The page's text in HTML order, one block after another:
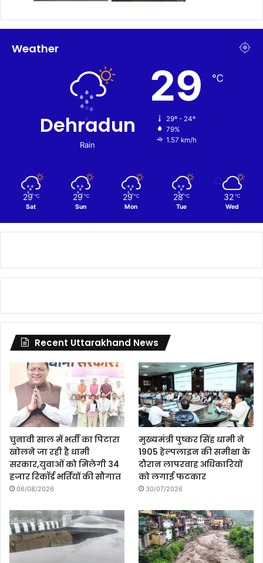
Weather
Dehradun
Rain
29 ℃
29º - 24º
79%
1.57 km/h
29 ℃
Sat
29 ℃
Sun
29 ℃
Mon
28 ℃
Tue
32 ℃
Wed
Recent Uttarakhand News
चुनावी साल में भर्ती का पिटारा
खोलने जा रही है धामी
सरकार,युवाओं को मिलेगी 34
हजार रिकॉर्ड भर्तियों की सौगात
06/08/2026
मुख्यमंत्री पुष्कर सिंह धामी ने
1905 हेल्पलाइन की समीक्षा के
दौरान लापरवाह अधिकारियों
को लगाई फटकार
30/07/2026